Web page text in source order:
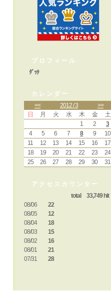
プロフィール
ﾀﾞｯﾁ
カレンダー
<<
2012 / 3
>>
日
月 火 水 木 金
土
1
2
3
4
5 6 7 8 9
10
11
12 13 14 15 16
17
18
19 20 21 22 23
24
25
26 27 28 29 30 31
アクセスカウンター
total 33,749 hit
08/06
22
08/05
12
08/04
18
08/03
15
08/02
16
08/01
21
07/31
28